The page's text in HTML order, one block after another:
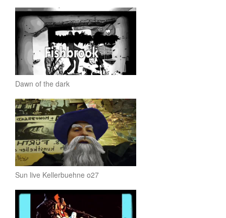
Dawn of the dark
Sun live Kellerbuehne o27